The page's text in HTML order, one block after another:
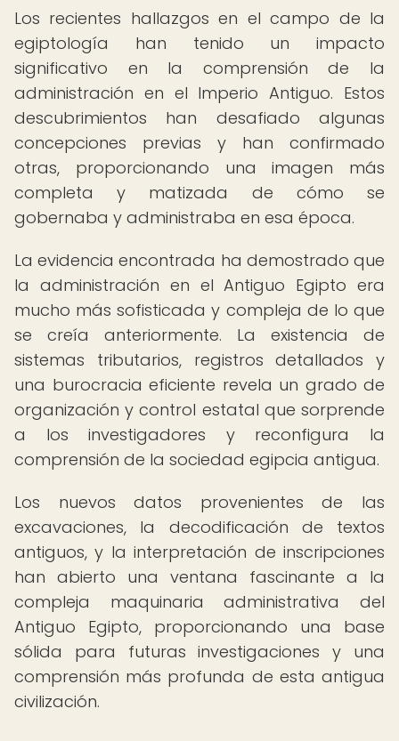
Los recientes hallazgos en el campo de la
egiptología han tenido un impacto
significativo en la comprensión de la
administración en el Imperio Antiguo. Estos
descubrimientos han desafiado algunas
concepciones previas y han confirmado
otras, proporcionando una imagen más
completa y matizada de cómo se
gobernaba y administraba en esa época.
La evidencia encontrada ha demostrado que
la administración en el Antiguo Egipto era
mucho más sofisticada y compleja de lo que
se creía anteriormente. La existencia de
sistemas tributarios, registros detallados y
una burocracia eficiente revela un grado de
organización y control estatal que sorprende
a los investigadores y reconfigura la
comprensión de la sociedad egipcia antigua.
Los nuevos datos provenientes de las
excavaciones, la decodificación de textos
antiguos, y la interpretación de inscripciones
han abierto una ventana fascinante a la
compleja maquinaria administrativa del
Antiguo Egipto, proporcionando una base
sólida para futuras investigaciones y una
comprensión más profunda de esta antigua
civilización.